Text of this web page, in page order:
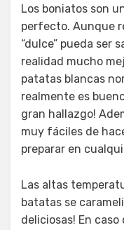
Los boniatos son
perfecto. Aunque
“dulce” pueda ser
realidad mucho
patatas blancas
realmente es
gran hallazgo!
muy fáciles de
preparar en
Las altas
batatas se
deliciosas! En